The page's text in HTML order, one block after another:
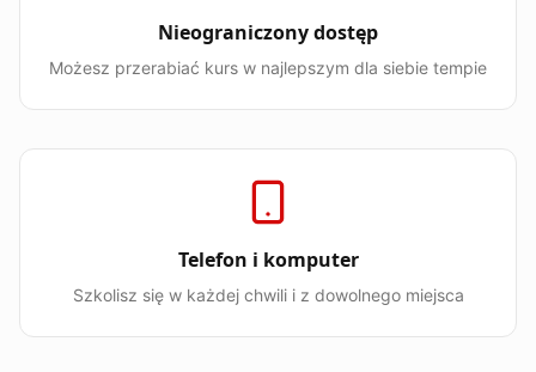
Nieograniczony dostęp
Możesz przerabiać kurs w najlepszym dla siebie tempie
Telefon i komputer
Szkolisz się w każdej chwili i z dowolnego miejsca